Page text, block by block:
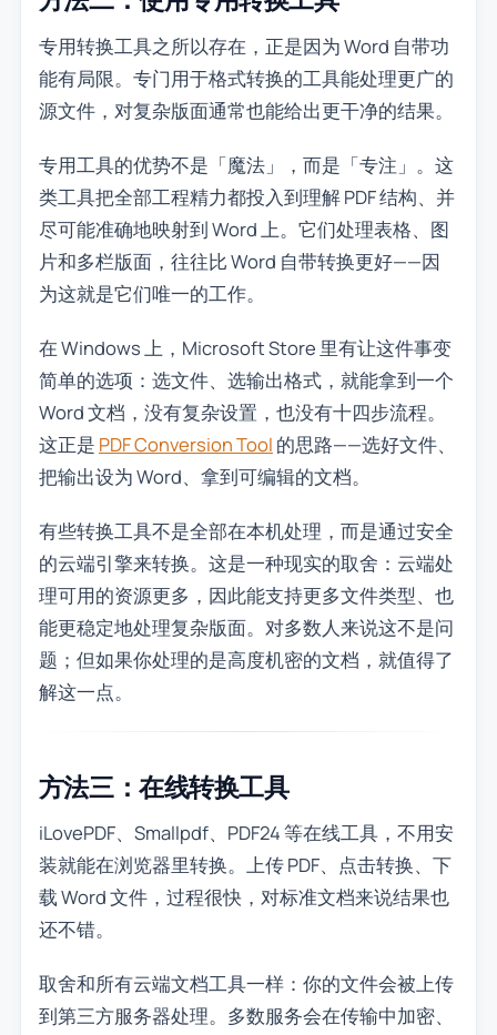
专用转换工具之所以存在，正是因为 Word 自带功
能有局限。专门用于格式转换的工具能处理更广的
源文件，对复杂版面通常也能给出更干净的结果。
专用工具的优势不是「魔法」，而是「专注」。这
类工具把全部工程精力都投入到理解 PDF 结构、并
尽可能准确地映射到 Word 上。它们处理表格、图
片和多栏版面，往往比 Word 自带转换更好——因
为这就是它们唯一的工作。
在 Windows 上，Microsoft Store 里有让这件事变
简单的选项：选文件、选输出格式，就能拿到一个
Word 文档，没有复杂设置，也没有十四步流程。
这正是 PDF Conversion Tool 的思路——选好文件、
把输出设为 Word、拿到可编辑的文档。
有些转换工具不是全部在本机处理，而是通过安全
的云端引擎来转换。这是一种现实的取舍：云端处
理可用的资源更多，因此能支持更多文件类型、也
能更稳定地处理复杂版面。对多数人来说这不是问
题；但如果你处理的是高度机密的文档，就值得了
解这一点。
方法三：在线转换工具
iLovePDF、Smallpdf、PDF24 等在线工具，不用安
装就能在浏览器里转换。上传 PDF、点击转换、下
载 Word 文件，过程很快，对标准文档来说结果也
还不错。
取舍和所有云端文档工具一样：你的文件会被上传
到第三方服务器处理。多数服务会在传输中加密、